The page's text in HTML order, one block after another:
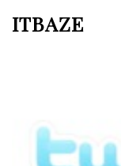
ITBAZE